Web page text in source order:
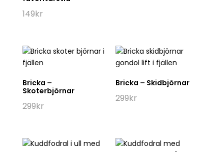
149kr
Bricka –
Skoterbjörnar
299kr
Bricka – Skidbjörnar
299kr